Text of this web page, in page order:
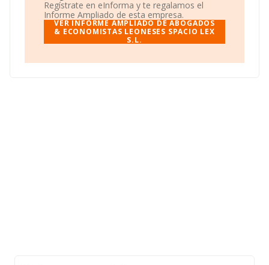
La compañíaAbogados & Economistas Leoneses
Spacio Lex S.L, con CIF B24506289, está situada en
Avenida Republica Argentina núm. 30 3 B, (24004), en el
municipio de León, Castilla-león.
sobre 67.991 compañías, a nivel nacional la facturación
Regístrate en eInforma y te regalamos el
Informe Ampliado de esta empresa.
VER INFORME AMPLIADO DE ABOGADOS
& ECONOMISTAS LEONESES SPACIO LEX
S.L.